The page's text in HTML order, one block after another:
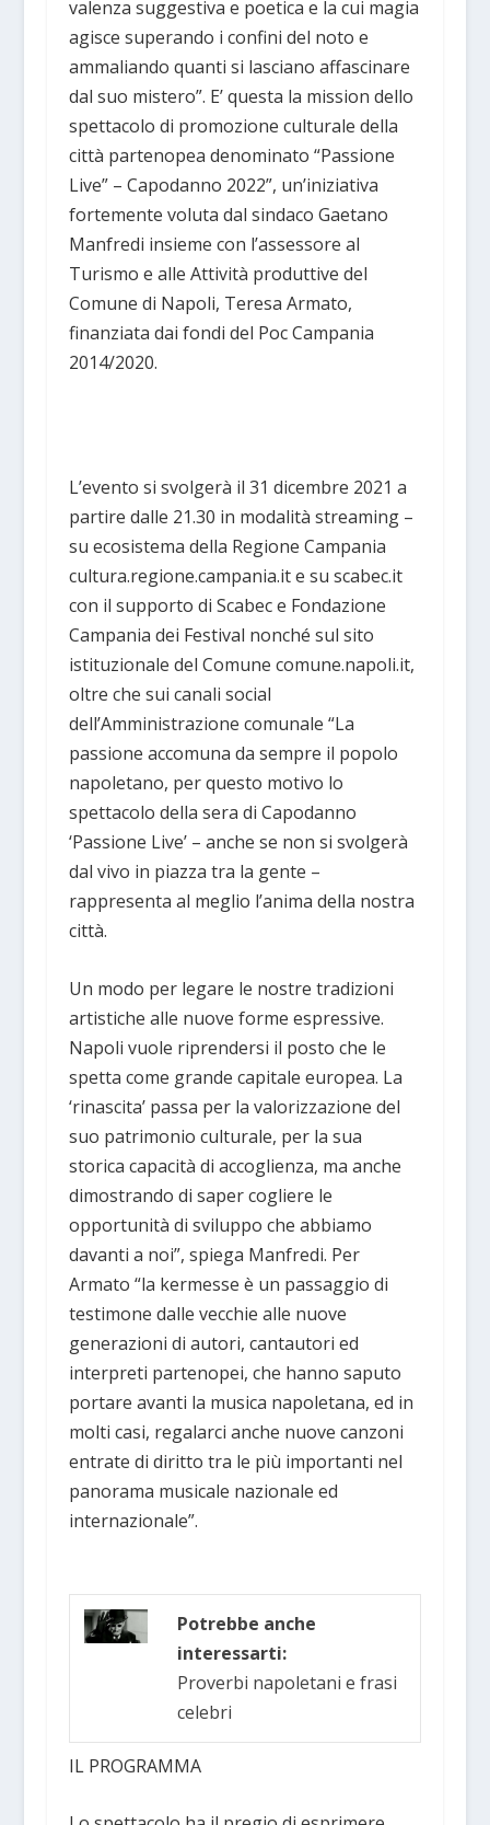
valenza suggestiva e poetica e la cui magia
agisce superando i confini del noto e
ammaliando quanti si lasciano affascinare
dal suo mistero”. E’ questa la mission dello
spettacolo di promozione culturale della
città partenopea denominato “Passione
Live” – Capodanno 2022”, un’iniziativa
fortemente voluta dal sindaco Gaetano
Manfredi insieme con l’assessore al
Turismo e alle Attività produttive del
Comune di Napoli, Teresa Armato,
finanziata dai fondi del Poc Campania
2014/2020.
L’evento si svolgerà il 31 dicembre 2021 a
partire dalle 21.30 in modalità streaming –
su ecosistema della Regione Campania
cultura.regione.campania.it e su scabec.it
con il supporto di Scabec e Fondazione
Campania dei Festival nonché sul sito
istituzionale del Comune comune.napoli.it,
oltre che sui canali social
dell’Amministrazione comunale “La
passione accomuna da sempre il popolo
napoletano, per questo motivo lo
spettacolo della sera di Capodanno
‘Passione Live’ – anche se non si svolgerà
dal vivo in piazza tra la gente –
rappresenta al meglio l’anima della nostra
città.
Un modo per legare le nostre tradizioni
artistiche alle nuove forme espressive.
Napoli vuole riprendersi il posto che le
spetta come grande capitale europea. La
‘rinascita’ passa per la valorizzazione del
suo patrimonio culturale, per la sua
storica capacità di accoglienza, ma anche
dimostrando di saper cogliere le
opportunità di sviluppo che abbiamo
davanti a noi”, spiega Manfredi. Per
Armato “la kermesse è un passaggio di
testimone dalle vecchie alle nuove
generazioni di autori, cantautori ed
interpreti partenopei, che hanno saputo
portare avanti la musica napoletana, ed in
molti casi, regalarci anche nuove canzoni
entrate di diritto tra le più importanti nel
panorama musicale nazionale ed
internazionale”.
Potrebbe anche
interessarti:
Proverbi napoletani e frasi
celebri
IL PROGRAMMA